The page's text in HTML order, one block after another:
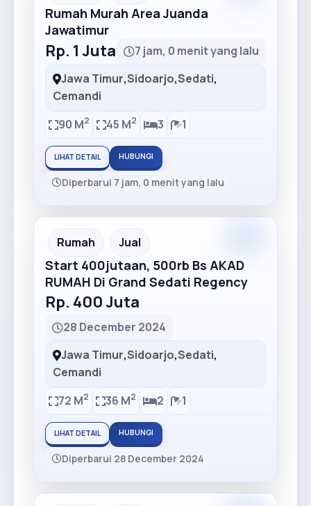
Rumah Murah Area Juanda
Jawatimur
Rp. 1 Juta
7 jam, 0 menit yang lalu
Jawa Timur,Sidoarjo,Sedati,
Cemandi
90 M2 45 M2 3 1
LIHAT DETAIL HUBUNGI
Diperbarui 7 jam, 0 menit yang lalu
Recommended
Rumah Jual
Start 400jutaan, 500rb Bs AKAD
RUMAH Di Grand Sedati Regency
Rp. 400 Juta
28 December 2024
Jawa Timur,Sidoarjo,Sedati,
Cemandi
72 M2 36 M2 2 1
LIHAT DETAIL HUBUNGI
Diperbarui 28 December 2024